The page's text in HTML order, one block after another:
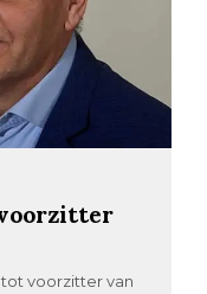
voorzitter van